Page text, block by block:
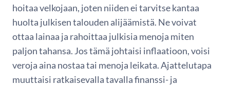
hoitaa velkojaan, joten niiden ei tarvitse kantaa
huolta julkisen talouden alijäämistä. Ne voivat
ottaa lainaa ja rahoittaa julkisia menoja miten
paljon tahansa. Jos tämä johtaisi inflaatioon, voisi
veroja aina nostaa tai menoja leikata. Ajattelutapa
muuttaisi ratkaisevalla tavalla finanssi- ja